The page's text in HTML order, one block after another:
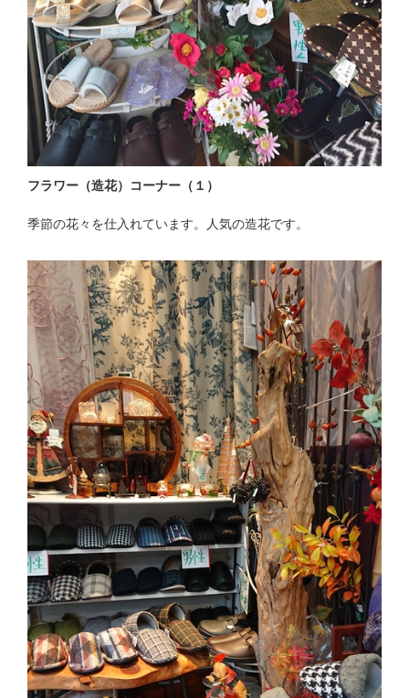
フラワー（造花）コーナー（１）
季節の花々を仕入れています。人気の造花です。